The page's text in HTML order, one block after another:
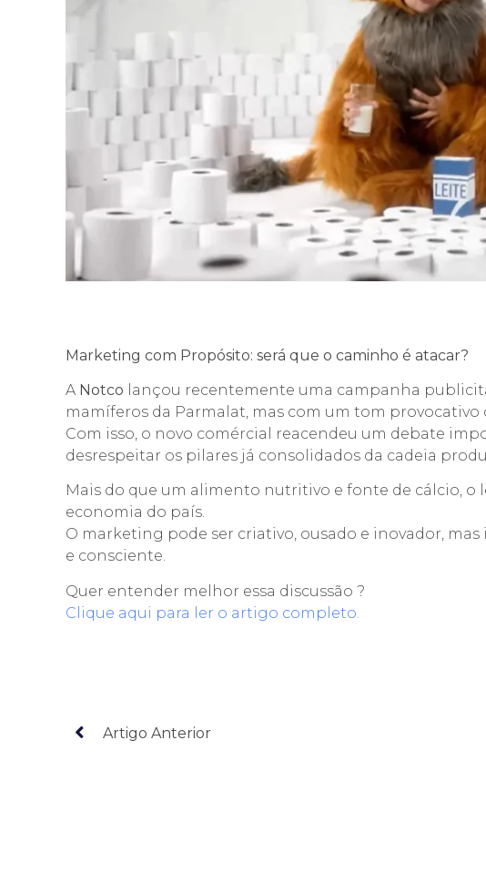
Marketing com Propósito: será que o caminho é atacar?
A Notco lançou recentemente uma campanha
mamíferos da Parmalat, mas com um tom provocativo
Com isso, o novo comércial reacendeu um debate
desrespeitar os pilares já consolidados da cadeia
Mais do que um alimento nutritivo e fonte de cálcio,
economia do país.
O marketing pode ser criativo, ousado e inovador,
e consciente.
Quer entender melhor essa discussão ?
Clique aqui para ler o artigo completo.
Artigo Anterior